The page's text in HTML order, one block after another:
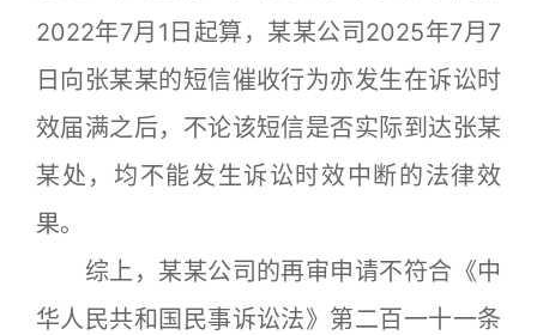
2022年7月1日起算，某某公司2025年7月7
日向张某某的短信催收行为亦发生在诉讼时
效届满之后，不论该短信是否实际到达张某
某处，均不能发生诉讼时效中断的法律效
果。
综上，某某公司的再审申请不符合《中
华人民共和国民事诉讼法》第二百一十一条